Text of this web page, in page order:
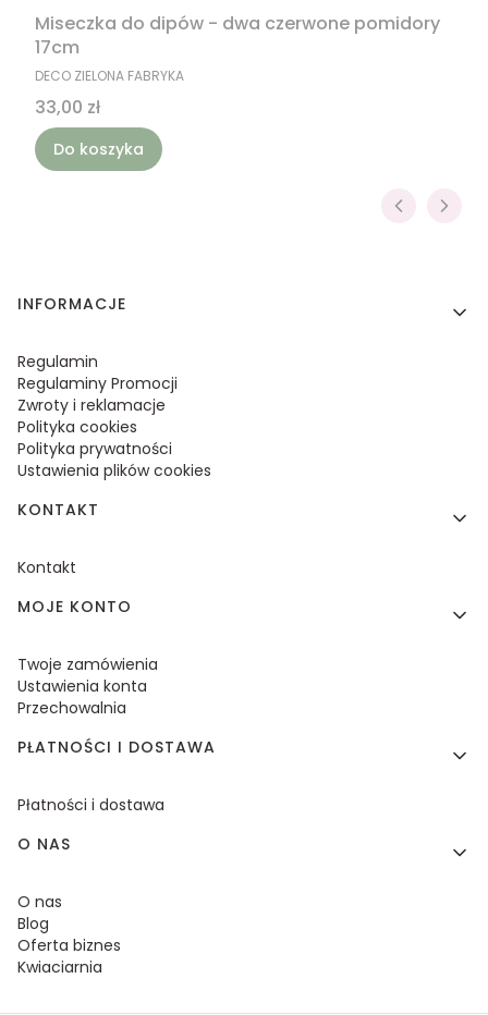
Miseczka do dipów - dwa czerwone pomidory
17cm
PRODUCENT
DECO ZIELONA FABRYKA
Cena
33,00 zł
Do koszyka
Linki w stopce
INFORMACJE
Regulamin
Regulaminy Promocji
Zwroty i reklamacje
Polityka cookies
Polityka prywatności
Ustawienia plików cookies
KONTAKT
Kontakt
MOJE KONTO
Twoje zamówienia
Ustawienia konta
Przechowalnia
PŁATNOŚCI I DOSTAWA
Płatności i dostawa
O NAS
O nas
Blog
Oferta biznes
Kwiaciarnia